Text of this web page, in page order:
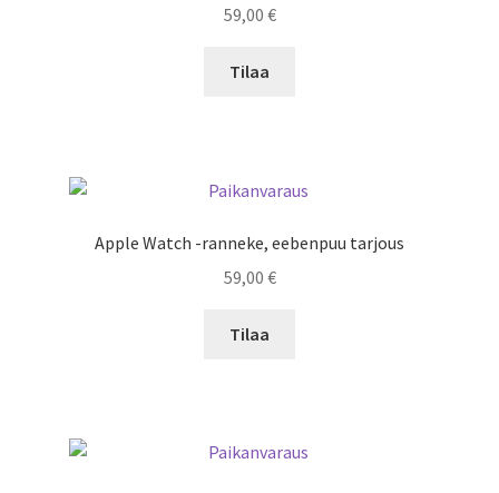
59,00 €
Tilaa
Apple Watch -ranneke, eebenpuu tarjous
59,00 €
Tilaa